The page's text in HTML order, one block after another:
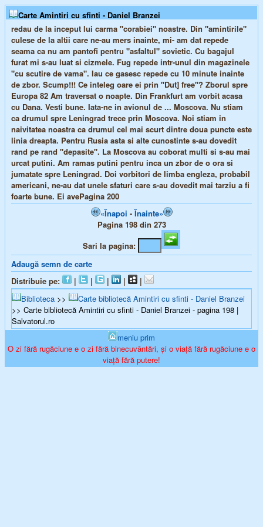
Carte Amintiri cu sfinti - Daniel Branzei
redau de la inceput lui carma "corabiei" noastre. Din "amintirile"
culese de la altii care ne-au mers inainte, mi- am dat repede
seama ca nu am pantofi pentru "asfaltul" sovietic. Cu bagajul
furat mi s-au luat si cizmele. Fug repede intr-unul din magazinele
"cu scutire de vama". Iau ce gasesc repede cu 10 minute inainte
de zbor. Scump!!! Ce inteleg oare ei prin "Dut] free"? Zborul spre
Europa 82 Am traversat o noapte. Din Frankfurt am vorbit acasa
cu Dana. Vesti bune. Iata-ne in avionul de ... Moscova. Nu stiam
ca drumul spre Leningrad trece prin Moscova. Noi stiam in
naivitatea noastra ca drumul cel mai scurt dintre doua puncte este
linia dreapta. Pentru Rusia asta si alte cunostinte s-au dovedit
rand pe rand "depasite". La Moscova au coborat multi si s-au mai
urcat putini. Am ramas putini pentru inca un zbor de o ora si
jumatate spre Leningrad. Doi vorbitori de limba engleza, probabil
americani, ne-au dat unele sfaturi care s-au dovedit mai tarziu a fi
foarte bune. Ei avePagina 200
«Înapoi -Înainte»
Pagina 198 din 273
Sari la pagina:
Adaugă semn de carte
Distribuie pe:
| | | |
|
Biblioteca >>
Carte bibliotecă Amintiri cu sfinti - Daniel Branzei
>> Carte bibliotecă Amintiri cu sfinti - Daniel Branzei - pagina 198 |
Salvatorul.ro
meniu prim
O zi fără rugăciune e o zi fără binecuvântări, și o viață fără rugăciune e o
viață fără putere!